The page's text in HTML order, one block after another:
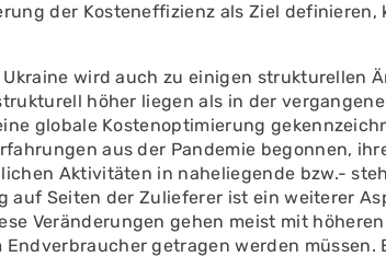
der Kosteneffizienz als Ziel
wird auch zu einigen strukturellen
höher liegen als in der
globale Kostenoptimierung
aus der Pandemie begonnen,
Aktivitäten in naheliegende bzw.-
auf Seiten der Zulieferer ist ein weiterer
Veränderungen gehen meist mit
getragen werden müssen.